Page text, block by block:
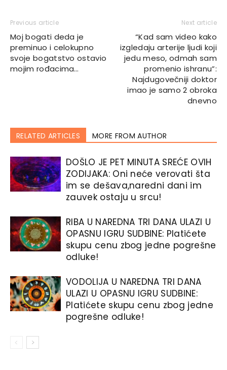
Previous article
Moj bogati deda je
preminuo i celokupno
svoje bogatstvo ostavio
mojim rođacima…
Next article
“Kad sam video kako
izgledaju arterije ljudi koji
jedu meso, odmah sam
promenio ishranu”:
Najdugovečniji doktor
imao je samo 2 obroka
dnevno
RELATED ARTICLES MORE FROM AUTHOR
DOŠLO JE PET MINUTA SREĆE OVIH
ZODIJAKA: Oni neće verovati šta
im se dešava,naredni dani im
zauvek ostaju u srcu!
RIBA U NAREDNA TRI DANA ULAZI U
OPASNU IGRU SUDBINE: Platićete
skupu cenu zbog jedne pogrešne
odluke!
VODOLIJA U NAREDNA TRI DANA
ULAZI U OPASNU IGRU SUDBINE:
Platićete skupu cenu zbog jedne
pogrešne odluke!